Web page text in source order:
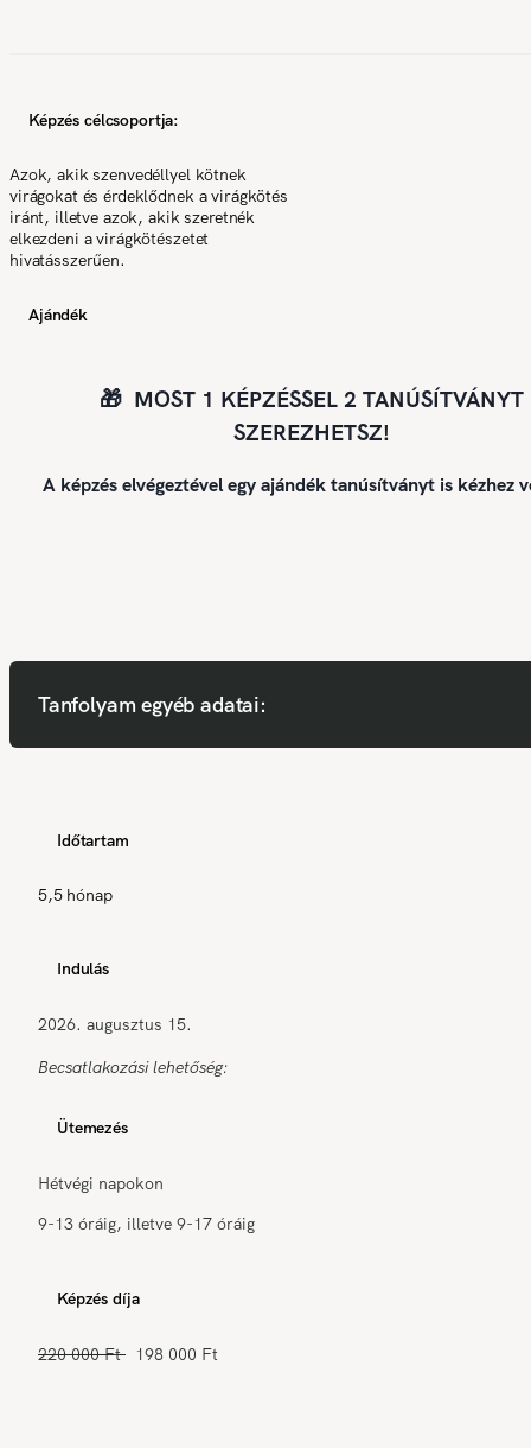
Képzés célcsoportja:
Azok, akik szenvedéllyel kötnek
virágokat és érdeklődnek a virágkötés
iránt, illetve azok, akik szeretnék
elkezdeni a virágkötészetet
hivatásszerűen.
Ajándék
🎁 MOST 1 KÉPZÉSSEL 2 TANÚSÍTVÁNYT
SZEREZHETSZ!
A képzés elvégeztével egy ajándék tanúsítványt is kézhez
Tanfolyam egyéb adatai:
Időtartam
5,5 hónap
Indulás
2026. augusztus 15.
Becsatlakozási lehetőség:
Ütemezés
Hétvégi napokon
9-13 óráig, illetve 9-17 óráig
Képzés díja
220 000 Ft 198 000 Ft